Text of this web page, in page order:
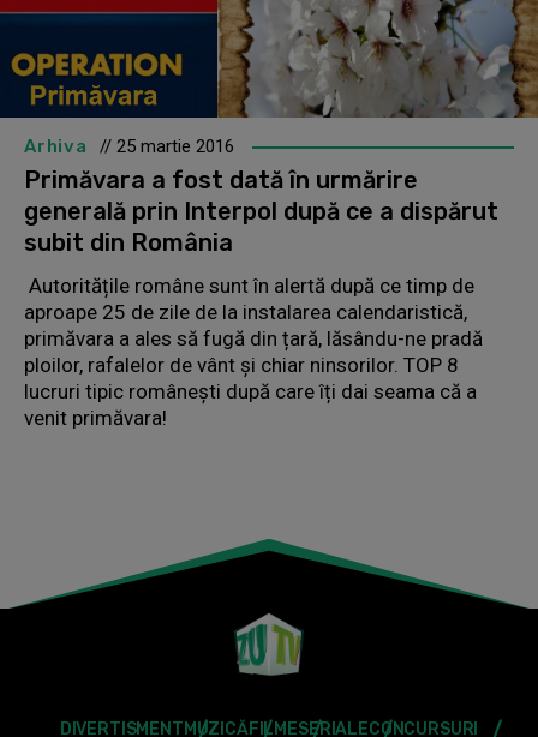
Arhiva // 25 martie 2016
Primăvara a fost dată în urmărire
generală prin Interpol după ce a dispărut
subit din România
Autoritățile române sunt în alertă după ce timp de
aproape 25 de zile de la instalarea calendaristică,
primăvara a ales să fugă din țară, lăsându-ne pradă
ploilor, rafalelor de vânt și chiar ninsorilor. TOP 8
lucruri tipic românești după care îți dai seama că a
venit primăvara!
DIVERTISMENT MUZICĂFILMESERIALECONCURSURI